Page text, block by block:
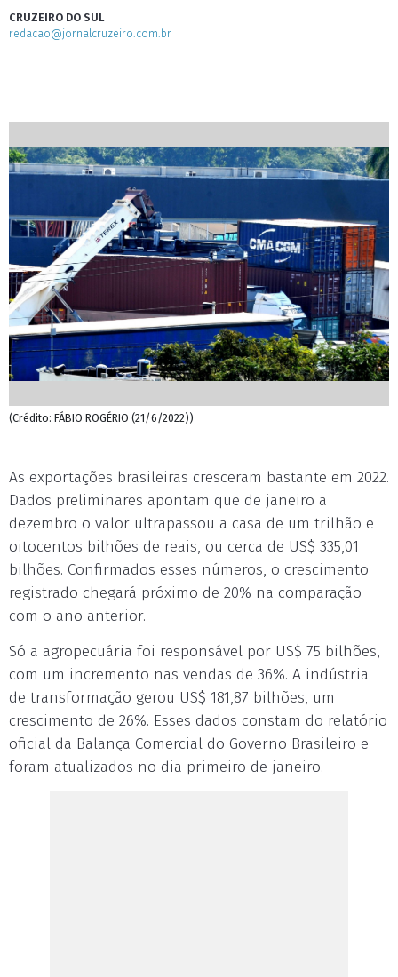
CRUZEIRO DO SUL
redacao@jornalcruzeiro.com.br
(Crédito: FÁBIO ROGÉRIO (21/6/2022))
As exportações brasileiras cresceram bastante em 2022.
Dados preliminares apontam que de janeiro a
dezembro o valor ultrapassou a casa de um trilhão e
oitocentos bilhões de reais, ou cerca de US$ 335,01
bilhões. Confirmados esses números, o crescimento
registrado chegará próximo de 20% na comparação
com o ano anterior.
Só a agropecuária foi responsável por US$ 75 bilhões,
com um incremento nas vendas de 36%. A indústria
de transformação gerou US$ 181,87 bilhões, um
crescimento de 26%. Esses dados constam do relatório
oficial da Balança Comercial do Governo Brasileiro e
foram atualizados no dia primeiro de janeiro.